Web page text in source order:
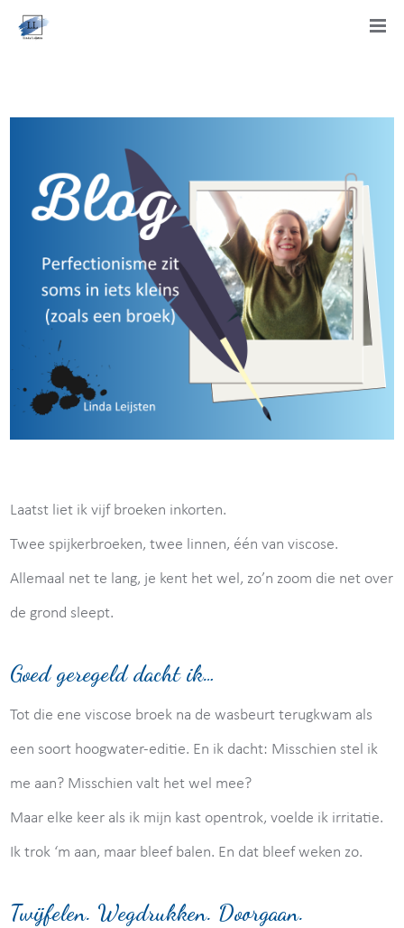
Laatst liet ik vijf broeken inkorten.
Twee spijkerbroeken, twee linnen, één van viscose.
Allemaal net te lang, je kent het wel, zo’n zoom die net over
de grond sleept.
Goed geregeld dacht ik…
Tot die ene viscose broek na de wasbeurt terugkwam als
een soort hoogwater-editie. En ik dacht: Misschien stel ik
me aan? Misschien valt het wel mee?
Maar elke keer als ik mijn kast opentrok, voelde ik irritatie.
Ik trok ‘m aan, maar bleef balen. En dat bleef weken zo.
Twijfelen. Wegdrukken. Doorgaan.